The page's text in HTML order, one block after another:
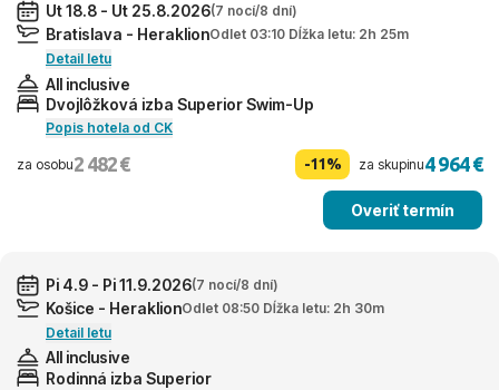
Ut 18.8 - Ut 25.8.2026(7 nocí/8 dní)
Bratislava - HeraklionOdlet 03:10 Dĺžka letu: 2h 25m
Detail letu
All inclusive
Dvojlôžková izba Superior Swim-Up
Popis hotela od CK
za osobu2 482 € -11% za skupinu4 964 €
Overiť termín
Pi 4.9 - Pi 11.9.2026(7 nocí/8 dní)
Košice - HeraklionOdlet 08:50 Dĺžka letu: 2h 30m
Detail letu
All inclusive
Rodinná izba Superior